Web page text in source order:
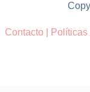
Contacto|